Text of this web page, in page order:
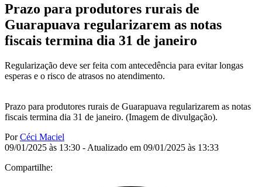
Prazo para produtores rurais de
Guarapuava regularizarem as notas
fiscais termina dia 31 de janeiro
Regularização deve ser feita com antecedência para evitar longas
esperas e o risco de atrasos no atendimento.
Prazo para produtores rurais de Guarapuava regularizarem as notas
fiscais termina dia 31 de janeiro. (Imagem de divulgação).
PorCéci Maciel
09/01/2025 às 13:30 - Atualizado em 09/01/2025 às 13:33
Compartilhe: